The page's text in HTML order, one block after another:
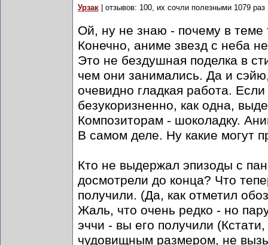
Урзак | отзывов: 100, их сочли полезными 1079 раз
Ой, ну не знаю - почему в теме
Конечно, аниме звезд с неба
Это не бездушная поделка в
чем они занимались. Да и
очевидно гладкая работа.
безукоризненно, как одна,
Композиторам - шоколадку.
В самом деле. Ну какие могут
Кто не выдержал эпизоды с
досмотрели до конца? Что
получили. (Да, как отметил
Жаль, что очень редко - но
эччи - вы его получили
чудовищным размером, не